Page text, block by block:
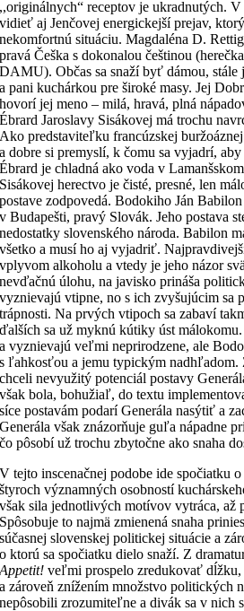
,,originálnych“ receptov je ukradnutých. V
vidieť aj Jenčovej energickejší prejav,
nekomfortnú situáciu. Magdaléna D.
pravá Češka s dokonalou češtinou
DAMU). Občas sa snaží byť dámou, stále
a pani kuchárkou pre široké masy. Jej
hovorí jej meno – milá, hravá, plná
Ébrard Jaroslavy Sisákovej má trochu
Ako predstaviteľku francúzskej
a dobre si premyslí, k čomu sa vyjadrí,
Ébrard je chladná ako voda v
Sisákovej herectvo je čisté, presné, len
postave zodpovedá. Bodokiho Ján
v Budapešti, pravý Slovák. Jeho postava
nedostatky slovenského národa. Babilon
všetko a musí ho aj vyjadriť.
vplyvom alkoholu a vtedy je jeho názor
nevďačnú úlohu, na javisko prináša
vyznievajú vtipne, no s ich zvyšujúcim sa
trápnosti. Na prvých vtipoch sa zabaví
ďalších sa už myknú kútiky úst
a vyznievajú veľmi neprirodzene, ale
s ľahkosťou a jemu typickým nadhľadom.
chceli nevyužitý potenciál postavy
však bola, bohužiaľ, do textu
síce postavám podarí Generála nasýtiť a
Generála však znázorňuje guľa nápadne
čo pôsobí už trochu zbytočne ako snaha
V tejto inscenačnej podobe ide spočiatku
štyroch významných osobností
však sila jednotlivých motívov vytráca, až
Spôsobuje to najmä zmienená snaha
súčasnej slovenskej politickej situácie a
o ktorú sa spočiatku dielo snaží. Z
Appetit! veľmi prospelo zredukovať
a zároveň znížením množstvo politických
nepôsobili zrozumiteľne a divák sa v nich